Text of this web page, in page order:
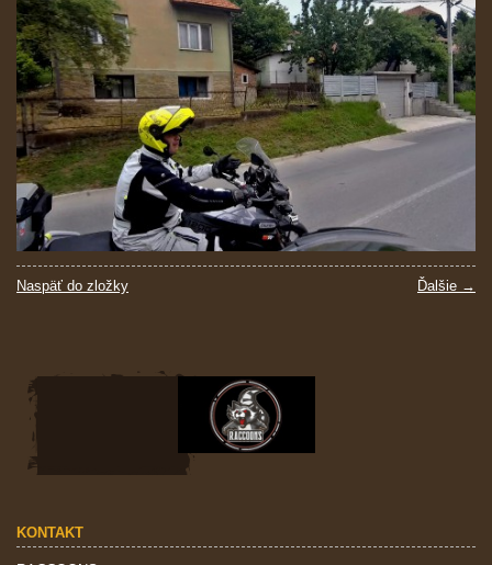
Ďalšie →
Naspäť do zložky
KONTAKT